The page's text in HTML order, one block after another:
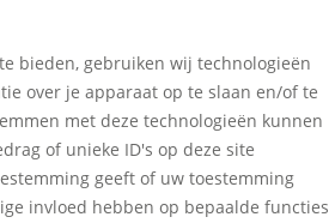
bieden, gebruiken wij technologieën
over je apparaat op te slaan en/of te
met deze technologieën kunnen
of unieke ID's op deze site
geeft of uw toestemming
invloed hebben op bepaalde functies